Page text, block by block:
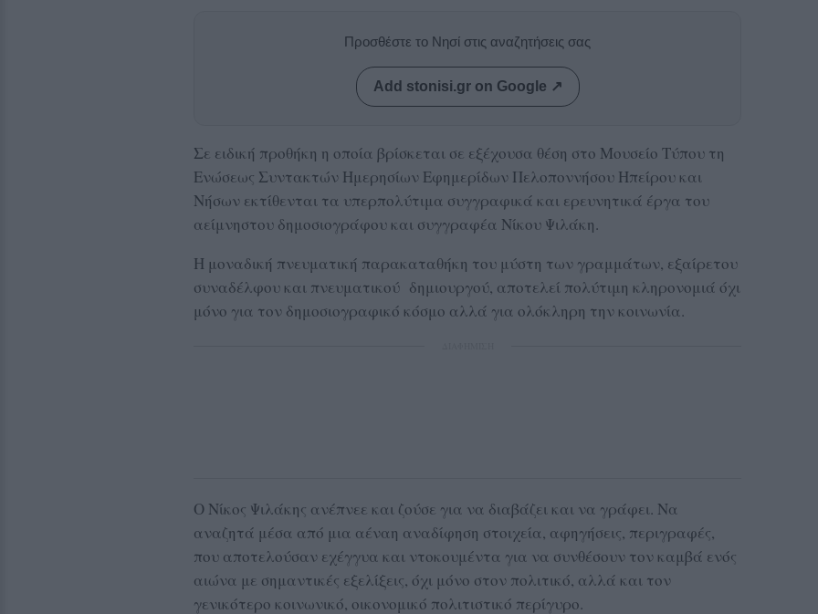
Προσθέστε το Νησί στις αναζητήσεις σας
Add stonisi.gr on Google ↗
Σε ειδική προθήκη η οποία βρίσκεται σε εξέχουσα θέση στο Μουσείο Τύπου τη
Ενώσεως Συντακτών Ημερησίων Εφημερίδων Πελοποννήσου Ηπείρου και
Νήσων εκτίθενται τα υπερπολύτιμα συγγραφικά και ερευνητικά έργα του
αείμνηστου δημοσιογράφου και συγγραφέα Νίκου Ψιλάκη.
Η μοναδική πνευματική παρακαταθήκη του μύστη των γραμμάτων, εξαίρετου
συναδέλφου και πνευματικού δημιουργού, αποτελεί πολύτιμη κληρονομιά όχι
μόνο για τον δημοσιογραφικό κόσμο αλλά για ολόκληρη την κοινωνία.
Ο Νίκος Ψιλάκης ανέπνεε και ζούσε για να διαβάζει και να γράφει. Να
αναζητά μέσα από μια αέναη αναδίφηση στοιχεία, αφηγήσεις, περιγραφές,
που αποτελούσαν εχέγγυα και ντοκουμέντα για να συνθέσουν τον καμβά ενός
αιώνα με σημαντικές εξελίξεις, όχι μόνο στον πολιτικό, αλλά και τον
γενικότερο κοινωνικό, οικονομικό πολιτιστικό περίγυρο.